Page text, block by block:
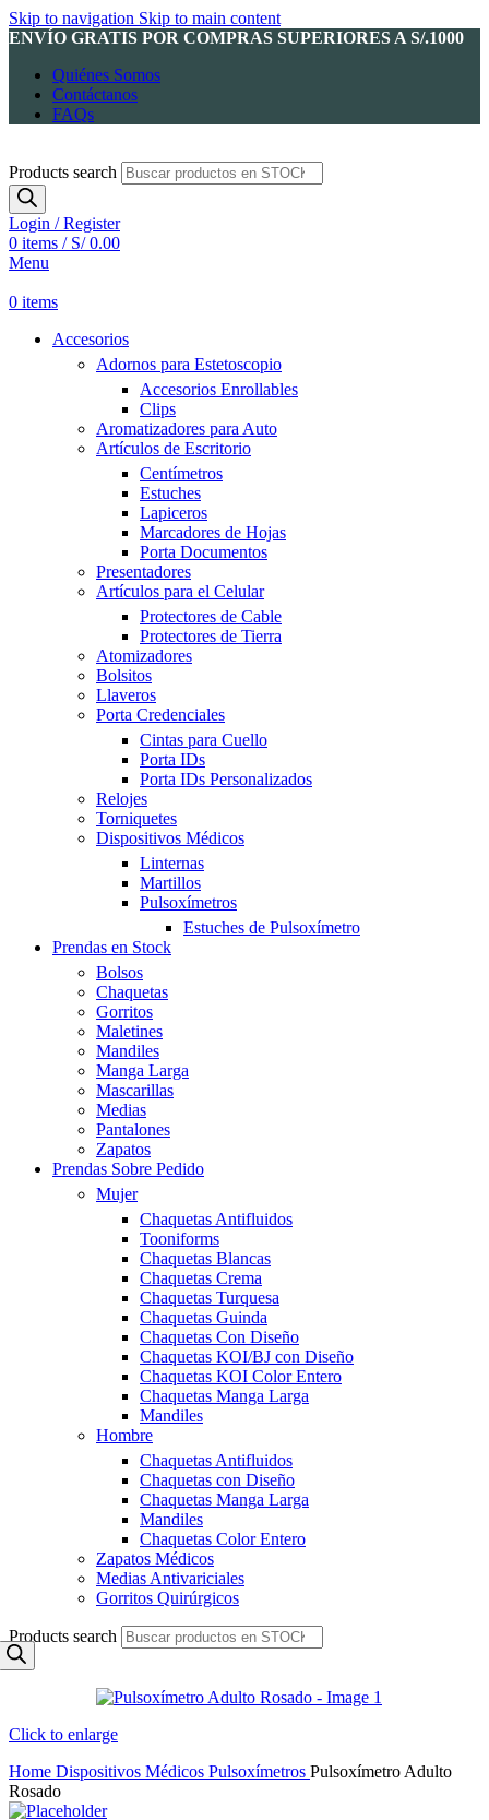
Skip to navigation Skip to main content
ENVÍO GRATIS POR COMPRAS SUPERIORES A S/.1000
Quiénes Somos
Contáctanos
FAQs
Products search
Login / Register
0 items / S/0.00
Menu
0 items
Accesorios
Adornos para Estetoscopio
Accesorios Enrollables
Clips
Aromatizadores para Auto
Artículos de Escritorio
Centímetros
Estuches
Lapiceros
Marcadores de Hojas
Porta Documentos
Presentadores
Artículos para el Celular
Protectores de Cable
Protectores de Tierra
Atomizadores
Bolsitos
Llaveros
Porta Credenciales
Cintas para Cuello
Porta IDs
Porta IDs Personalizados
Relojes
Torniquetes
Dispositivos Médicos
Linternas
Martillos
Pulsoxímetros
Estuches de Pulsoxímetro
Prendas en Stock
Bolsos
Chaquetas
Gorritos
Maletines
Mandiles
Manga Larga
Mascarillas
Medias
Pantalones
Zapatos
Prendas Sobre Pedido
Mujer
Chaquetas Antifluidos
Tooniforms
Chaquetas Blancas
Chaquetas Crema
Chaquetas Turquesa
Chaquetas Guinda
Chaquetas Con Diseño
Chaquetas KOI/BJ con Diseño
Chaquetas KOI Color Entero
Chaquetas Manga Larga
Mandiles
Hombre
Chaquetas Antifluidos
Chaquetas con Diseño
Chaquetas Manga Larga
Mandiles
Chaquetas Color Entero
Zapatos Médicos
Medias Antivariciales
Gorritos Quirúrgicos
Products search
Click to enlarge
Home Dispositivos Médicos Pulsoxímetros Pulsoxímetro Adulto
Rosado